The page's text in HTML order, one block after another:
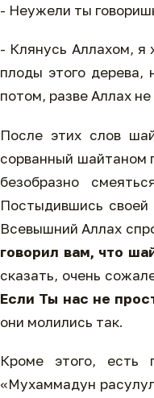
- Неужели ты
- Клянусь Аллахом,
плоды этого
потом, разве Аллах
После этих слов
сорванный шайтаном
безобразно
Постыдившись
Всевышний Аллах
говорил вам, что
сказать, очень
Если Ты нас не
они молились так.
Кроме этого, есть
«Мухаммадун